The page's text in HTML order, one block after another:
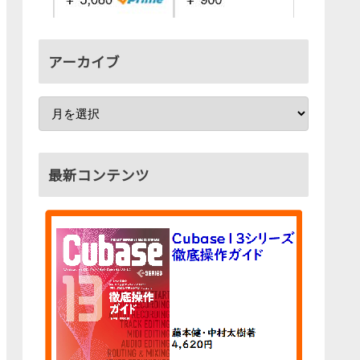
アーカイブ
最新コンテンツ